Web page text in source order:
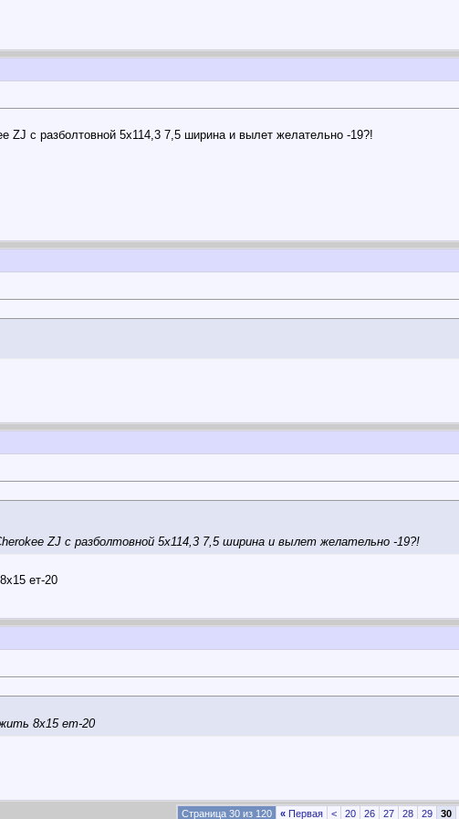
ZJ с разболтовной 5х114,3 7,5 ширина и вылет желательно -19?!
ZJ с разболтовной 5х114,3 7,5 ширина и вылет желательно -19?!
ет-20
8х15 ет-20
Страница 30 из 120 « Первая < 20 26 27 28 29 30